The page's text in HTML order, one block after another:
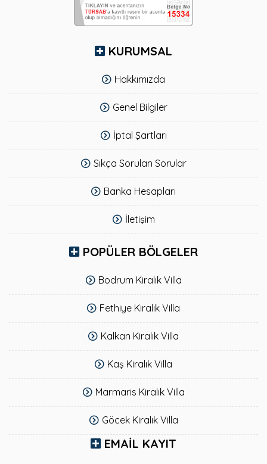
KURUMSAL
Hakkımızda
Genel Bilgiler
İptal Şartları
Sıkça Sorulan Sorular
Banka Hesapları
İletişim
POPÜLER BÖLGELER
Bodrum Kiralık Villa
Fethiye Kiralık Villa
Kalkan Kiralık Villa
Kaş Kiralık Villa
Marmaris Kiralık Villa
Göcek Kiralık Villa
EMAIL KAYIT